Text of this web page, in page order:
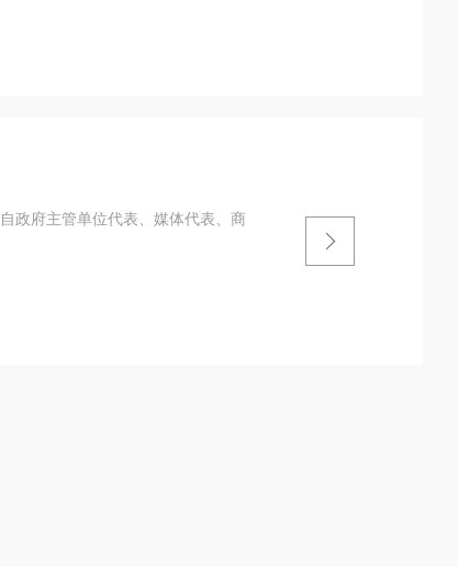
政府主管单位代表、媒体代表、商